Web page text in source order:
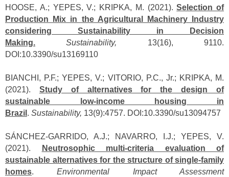
HOOSE, A.; YEPES, V.; KRIPKA, M. (2021).Selection of
Production Mix in the Agricultural Machinery Industry
considering Sustainability in Decision
Making.
Sustainability, 13(16), 9110.
DOI:10.3390/su13169110
BIANCHI, P.F.; YEPES, V.; VITORIO, P.C., Jr.; KRIPKA, M.
(2021). Study of alternatives for the design of
sustainable low-income housing in
Brazil . Sustainability, 13(9):4757. DOI:10.3390/su13094757
SÁNCHEZ-GARRIDO, A.J.; NAVARRO, I.J.; YEPES, V.
(2021).
Neutrosophic multi-criteria evaluation of
sustainable alternatives for the structure of single-family
homes.Environmental Impact Assessment